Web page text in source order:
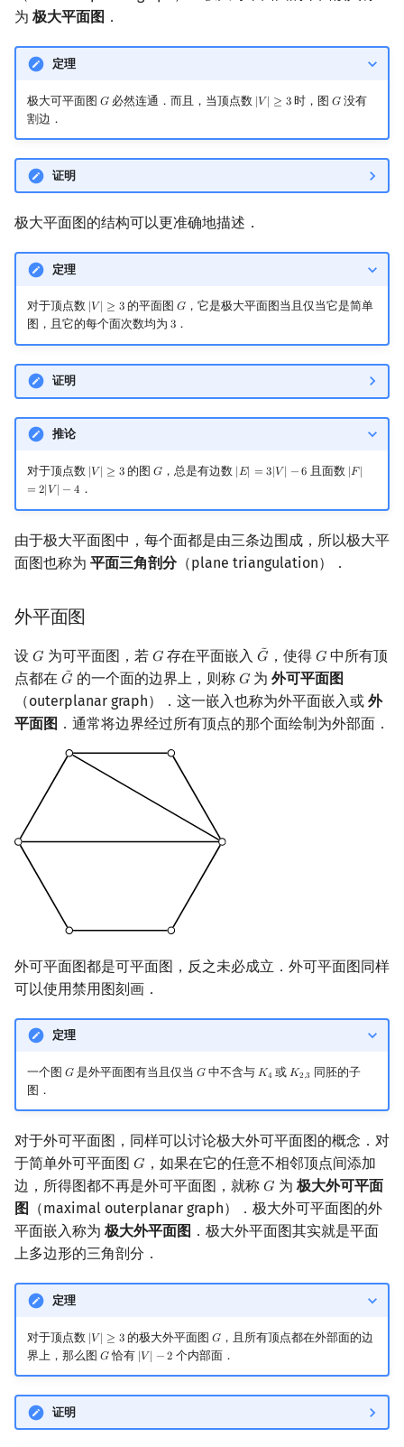
为 极大平面图 ．
定理
极大可平面图 𝐺
G必然连通．而且，当顶点数 |𝑉| ≥ 3
|V| ≥3 时，图𝐺
G 没有
割边．
证明
极大平面图的结构可以更准确地描述．
定理
对于顶点数 |𝑉| ≥ 3
V ≥3 的平面图𝐺
G ，它是极大平面图当且仅当它是简单
图，且它的每个面次数均为 3
3．
证明
推论
对于顶点数 |𝑉| ≥ 3
V ≥3 的图𝐺
G ，总是有边数 |𝐸| = 3|𝑉| −6
|E| =3|V |− 且面数 |𝐹 |
= 2| 𝑉 | − 4
|F|
．
由于极大平面图中，每个面都是由三条边围成，所以极大平
面图也称为 平面三角剖分（plane triangulation）．
外平面图
设 𝐺
G 为可平面图，若 𝐺
G 存在平面嵌入˜
𝐺
G~ ，使得 𝐺
G 中所有顶
点都在 ˜
𝐺
G~ 的一个面的边界上，则称 𝐺
G 为外可平面图
（outerplanar graph）．这一嵌入也称为外平面嵌入或 外
平面图 ．通常将边界经过所有顶点的那个面绘制为外部面．
外可平面图都是可平面图，反之未必成立．外可平面图同样
可以使用禁用图刻画．
定理
一个图 𝐺
G是外平面图有当且仅当 𝐺
G中不含与 𝐾4
K4 或 𝐾2,3
K2,3 同胚的子
图．
对于外可平面图，同样可以讨论极大外可平面图的概念．对
于简单外可平面图 𝐺
G ，如果在它的任意不相邻顶点间添加
边，所得图都不再是外可平面图，就称 𝐺
G 为 极大外可平面
图
（maximal outerplanar graph）．极大外可平面图的外
平面嵌入称为 极大外平面图 ．极大外平面图其实就是平面
上多边形的三角剖分．
定理
对于顶点数 |𝑉| ≥ 3
|V| ≥3 的极大外平面图𝐺
G ，且所有顶点都在外部面的边
界上，那么图 𝐺
G恰有 |𝑉| −2
|V| −2 个内部面．
证明